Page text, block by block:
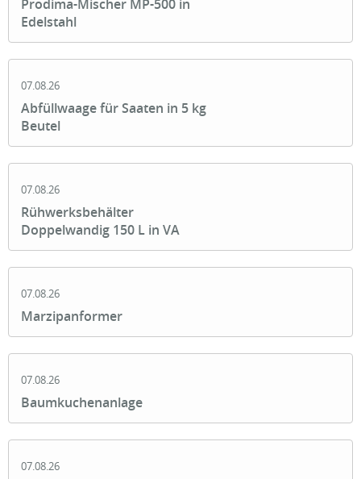
Prodima-Mischer MP-500 in
Edelstahl
07.08.26
Abfüllwaage für Saaten in 5 kg
Beutel
07.08.26
Rühwerksbehälter
Doppelwandig 150 L in VA
07.08.26
Marzipanformer
07.08.26
Baumkuchenanlage
07.08.26